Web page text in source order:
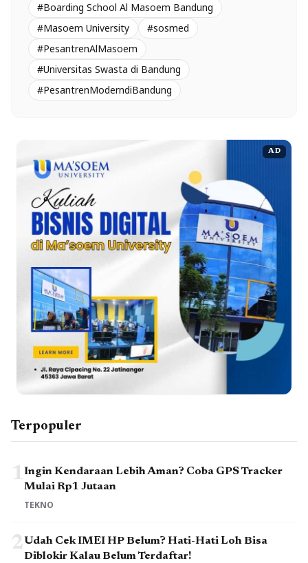
#Boarding School Al Masoem Bandung
#Masoem University
#sosmed
#PesantrenAlMasoem
#Universitas Swasta di Bandung
#PesantrenModerndiBandung
AD
Terpopuler
1Ingin Kendaraan Lebih Aman? Coba GPS Tracker
Mulai Rp1 Jutaan
TEKNO
2Udah Cek IMEI HP Belum? Hati-Hati Loh Bisa
Diblokir Kalau Belum Terdaftar!